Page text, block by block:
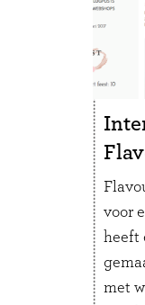
Lees
voor
heeft
met